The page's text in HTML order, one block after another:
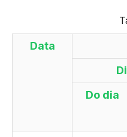
Data
Do dia